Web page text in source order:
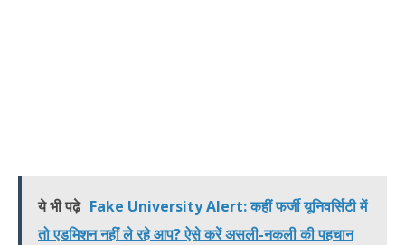
ये भी पढ़े Fake University Alert: कहीं फर्जी यूनिवर्सिटी में
तो एडमिशन नहीं ले रहे आप? ऐसे करें असली-नकली की पहचान